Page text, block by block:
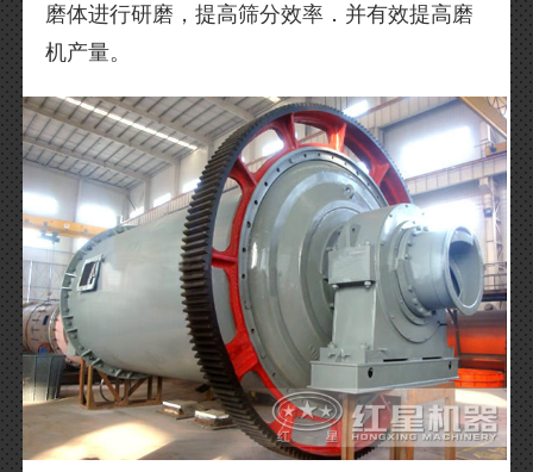
磨体进行研磨，提高筛分效率．并有效提高磨
机产量。